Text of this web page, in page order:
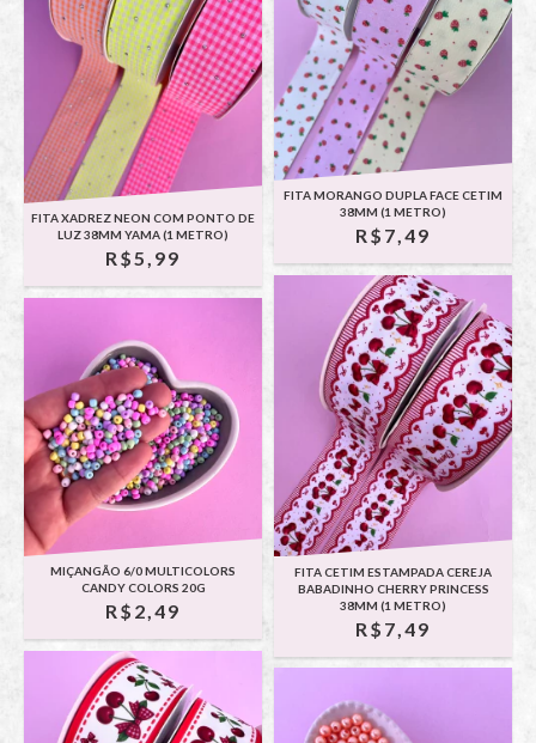
FITA XADREZ NEON COM PONTO DE
LUZ 38MM YAMA (1 METRO)
R$5,99
FITA MORANGO DUPLA FACE CETIM
38MM (1 METRO)
R$7,49
MIÇANGÃO 6/0 MULTICOLORS
CANDY COLORS 20G
R$2,49
FITA CETIM ESTAMPADA CEREJA
BABADINHO CHERRY PRINCESS
38MM (1 METRO)
R$7,49